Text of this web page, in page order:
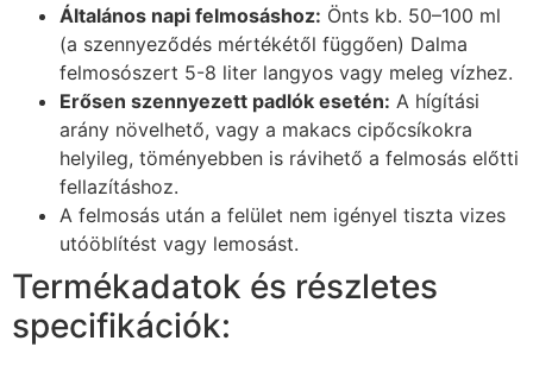
Általános napi felmosáshoz: Önts kb. 50–100 ml
(a szennyeződés mértékétől függően) Dalma
felmosószert 5-8 liter langyos vagy meleg vízhez.
Erősen szennyezett padlók esetén: A hígítási
arány növelhető, vagy a makacs cipőcsíkokra
helyileg, töményebben is rávihető a felmosás előtti
fellazításhoz.
A felmosás után a felület nem igényel tiszta vizes
utóöblítést vagy lemosást.
Termékadatok és részletes
specifikációk: